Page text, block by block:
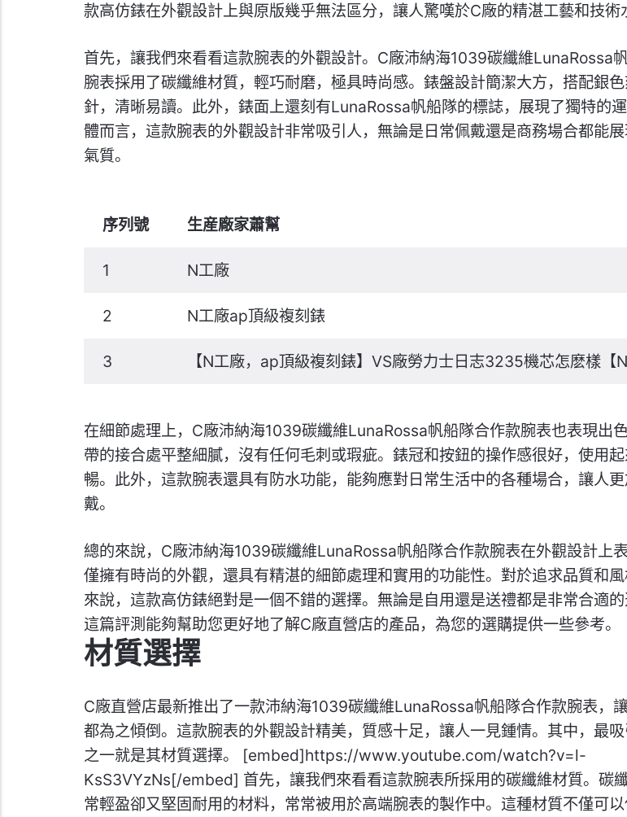
款高仿錶在外觀設計上與原版幾乎無法區分，讓人驚嘆於C廠的精湛工藝和技術
首先，讓我們來看看這款腕表的外觀設計。C廠沛納海1039碳纖維LunaRossa
腕表採用了碳纖維材質，輕巧耐磨，極具時尚感。錶盤設計簡潔大方，搭配銀
針，清晰易讀。此外，錶面上還刻有LunaRossa帆船隊的標誌，展現了獨特的
體而言，這款腕表的外觀設計非常吸引人，無論是日常佩戴還是商務場合都能
氣質。
序列號 生産廠家蕭幫
1 N工廠
2 N工廠ap頂級複刻錶
3 【N工廠，ap頂級複刻錶】VS廠勞力士日志3235機芯怎麽樣【N
在細節處理上，C廠沛納海1039碳纖維LunaRossa帆船隊合作款腕表也表現出
帶的接合處平整細膩，沒有任何毛刺或瑕疵。錶冠和按鈕的操作感很好，使用
暢。此外，這款腕表還具有防水功能，能夠應對日常生活中的各種場合，讓人
戴。
總的來說，C廠沛納海1039碳纖維LunaRossa帆船隊合作款腕表在外觀設計上
僅擁有時尚的外觀，還具有精湛的細節處理和實用的功能性。對於追求品質和
來說，這款高仿錶絕對是一個不錯的選擇。無論是自用還是送禮都是非常合適
這篇評測能夠幫助您更好地了解C廠直營店的產品，為您的選購提供一些參考。
材質選擇
C廠直營店最新推出了一款沛納海1039碳纖維LunaRossa帆船隊合作款腕表，
都為之傾倒。這款腕表的外觀設計精美，質感十足，讓人一見鍾情。其中，最
之一就是其材質選擇。 [embed]https://www.youtube.com/watch?v=l-
KsS3VYzNs[/embed] 首先，讓我們來看看這款腕表所採用的碳纖維材質。碳
常輕盈卻又堅固耐用的材料，常常被用於高端腕表的製作中。這種材質不僅可